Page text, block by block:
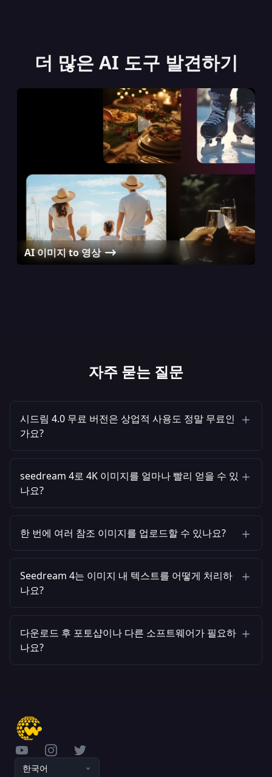
더 많은 AI 도구 발견하기
AI 이미지 to 영상
AI 키스 영상 생성기
자주 묻는 질문
시드림 4.0 무료 버전은 상업적 사용도 정말 무료인
가요?
seedream 4로 4K 이미지를 얼마나 빨리 얻을 수 있
나요?
한 번에 여러 참조 이미지를 업로드할 수 있나요?
Seedream 4는 이미지 내 텍스트를 어떻게 처리하
나요?
다운로드 후 포토샵이나 다른 소프트웨어가 필요하
나요?
YouTubeInstagramTwitter
한국어